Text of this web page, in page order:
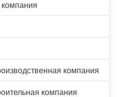
компания
компания
компания